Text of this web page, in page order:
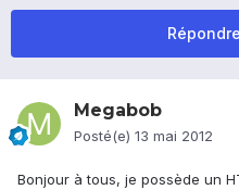
Megabob
Posté(e) 13 mai 2012
Bonjour à tous, je possède un